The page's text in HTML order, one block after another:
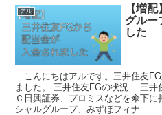
アル
【増
グルー
した
こんにちはアルです。三井住友
ました。 三井住友FGの状況 三井
Ｃ日興証券、プロミスなどを傘下
シャルグループ、みずほフィナ...